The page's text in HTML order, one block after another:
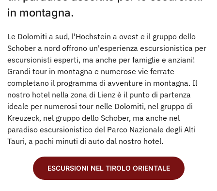
in montagna.
Le Dolomiti a sud, l'Hochstein a ovest e il gruppo dello
Schober a nord offrono un'esperienza escursionistica per
escursionisti esperti, ma anche per famiglie e anziani!
Grandi tour in montagna e numerose vie ferrate
completano il programma di avventure in montagna. Il
nostro hotel nella zona di Lienz è il punto di partenza
ideale per numerosi tour nelle Dolomiti, nel gruppo di
Kreuzeck, nel gruppo dello Schober, ma anche nel
paradiso escursionistico del Parco Nazionale degli Alti
Tauri, a pochi minuti di auto dal nostro hotel.
ESCURSIONI NEL TIROLO ORIENTALE